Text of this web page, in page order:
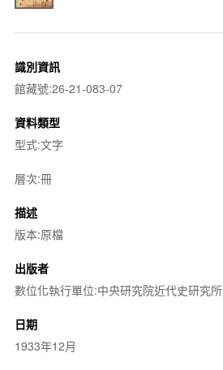
識別資訊
館藏號:26-21-083-07
資料類型
型式:文字
層次:冊
描述
版本:原檔
出版者
數位化執行單位:中央研究院近代史研究所
日期
1933年12月